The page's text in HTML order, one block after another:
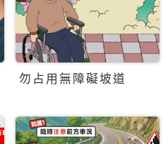
勿占用無障礙坡道